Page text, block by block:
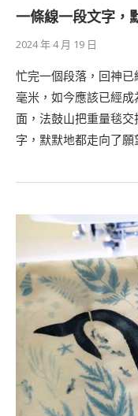
一條線一段文字，
2024 年 4 月 19 日
忙完一個段落，回神
毫米，如今應該已經
面，法鼓山把重量毯
字，默默地都走向了願